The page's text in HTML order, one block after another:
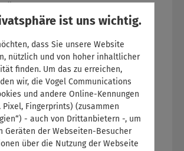
mit dem Azubi
Zuordnung von Azubi und
ist uns wichtig.
dass Sie unsere Website
nützlich und von hoher inhaltlicher
finden. Um das zu erreichen,
wir, die Vogel Communications
und andere Online-Kennungen
Pixel, Fingerprints) (zusammen
- auch von Drittanbietern -, um
Geräten der Webseiten-Besucher
über die Nutzung der Webseite